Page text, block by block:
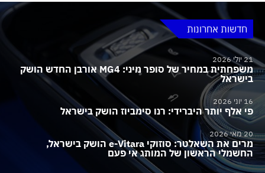
חדשות אחרונות
21 יולי 2026
משפחתית במחיר של סופר מיני: MG4 אורבן החדש הושק
בישראל
16 יוני 2026
פי אלף יותר היברידי: רנו סימביוז הושק בישראל
20 מאי 2026
מרים את השאלטר: סוזוקי e-Vitara הושק בישראל,
החשמלי הראשון של המותג אי פעם